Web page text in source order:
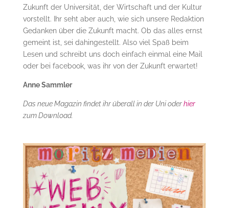
Zukunft der Universität, der Wirtschaft und der Kultur
vorstellt. Ihr seht aber auch, wie sich unsere Redaktion
Gedanken über die Zukunft macht. Ob das alles ernst
gemeint ist, sei dahingestellt. Also viel Spaß beim
Lesen und schreibt uns doch einfach einmal eine Mail
oder bei facebook, was ihr von der Zukunft erwartet!
Anne Sammler
Das neue Magazin findet ihr überall in der Uni oderhier
zum Download.